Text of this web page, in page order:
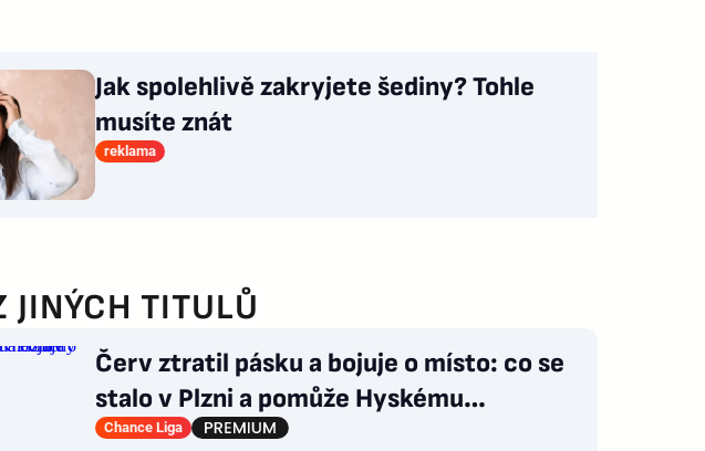
Jak spolehlivě zakryjete šediny? Tohle
musíte znát
reklama
JINÝCH TITULŮ
Červ ztratil pásku a bojuje o místo: co se
stalo v Plzni a pomůže Hyskému
nechtěný Adu?
Chance Liga